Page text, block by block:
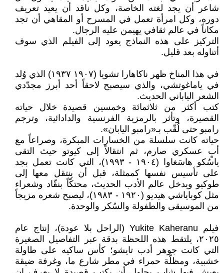
شاعر أن يجد لغته الخاصة، وكل ناقد أن يعيد تعريف
دوره، وكل امرأة تعمل في المسرح أو المقاهي أن تجد
مكاناً في عالم ثقافي يهيمن عليه الرجال.
التركيز على هذه النماذج يعود إلى الفيلم الذي سوف
أتناوله بعد قليل.
في هذا المناخ ظهر ناكاهارا تشويا (١٩٠٧ ١٩٣٧) الذي وُلد
في ياماغوتشي، والذي سيصبح لاحقاً أحد أبرز مجدّدي
الشعر الياباني الحديث.
كتب أكثر من ثلاثمائة وخمسين قصيدة خلال حياته
القصيرة، وتأثر بالرمزية الفرنسية والدادائية، وترجم
رامبو حتى لُقّب بـ«رامبو اليابان».
حياته كانت سلسلة من الخسارات المبكرة، وصراعاً مع
أبٍ عسكري صارم، ثم انتقالاً إلى كيوتو حيث التقى
ياسُكو هاسَغاوا (١٩٠٤ - ١٩٩٣)‌، التي كانت تعمل بجد
على تأسيس نفسها كممثلة، قبل أن ينتقل معها إلى
طوكيو ويدخل عالم الأدب الحديث، محتكّاً بنقّاد وشعراء
مثل كوباياشي هيديو (١٩٢٠ - ١٩٨٣)، ليصبح شعره مزيجاً
من الموسيقى والطفولة والسُكر والوحدة.
فيلم Yukite Kaheranu (الراحل بلا عودة)، إنتاج عام
٢٠٢٥، يلتقط هذه اللحظة بدقة عبر التفاصيل الصغيرة
التي كانت جوهر أدب تايشو؛ كأس ساكيه على طاولة
خشبية، ومظلّة حمراء في مطر شارع ما، وغرفة ضيقة